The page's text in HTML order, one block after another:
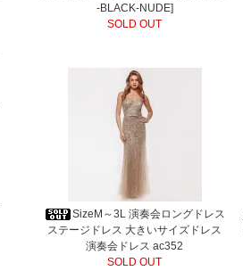
-BLACK-NUDE]
SOLD OUT
SizeM～3L 演奏会ロングドレス
ステージドレス 大きいサイズドレス
演奏会ドレス ac352
SOLD OUT